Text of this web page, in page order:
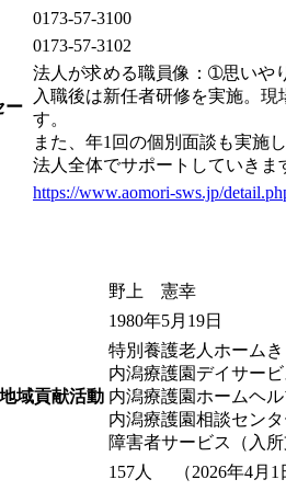
0173-57-3100
0173-57-3102
ー
法人が求める職員像：➀思いや
入職後は新任者研修を実施。
す。
また、年1回の個別面談も実施し
法人全体でサポートしていきま
https://www.aomori-sws.jp/
野上 憲幸
1980年5月19日
域貢献活動
特別養護老人ホームき
内潟療護園デイサー
内潟療護園ホームヘ
内潟療護園相談センタ
障害者サービス（入
157人 （2026年4月1